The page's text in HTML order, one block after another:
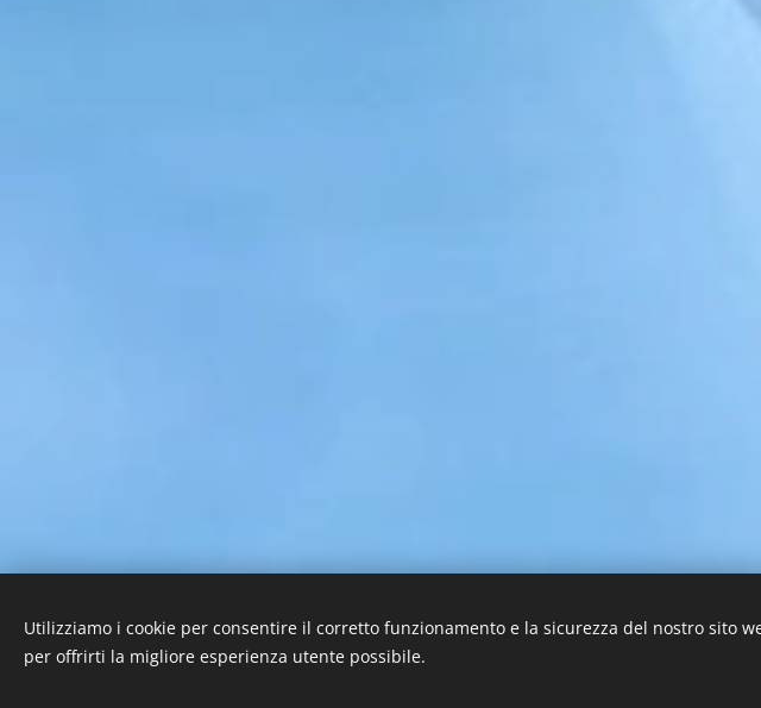
Utilizziamo i cookie per consentire il corretto funzionamento e la sicurezza del nostro sito
per offrirti la migliore esperienza utente possibile.